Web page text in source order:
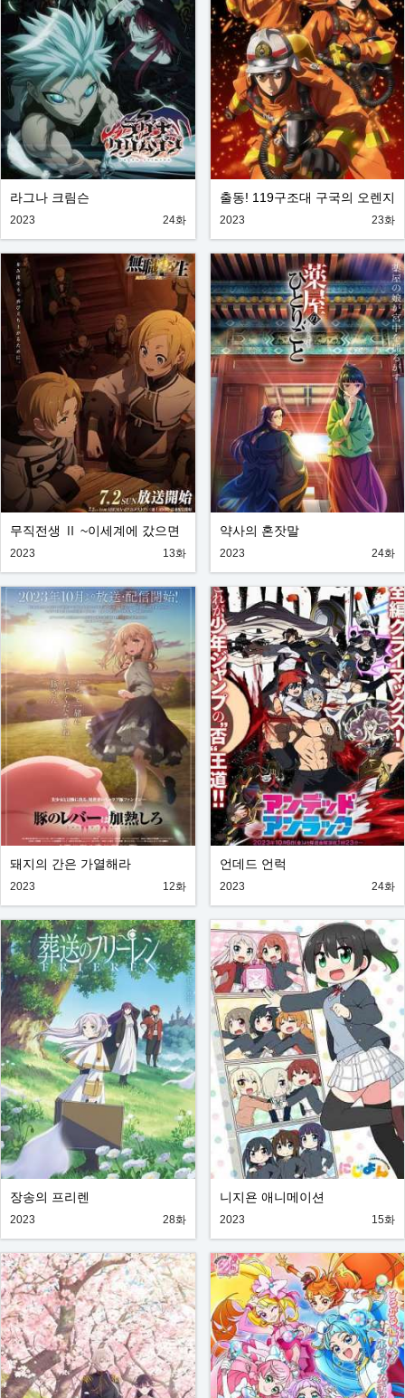
라그나 크림슨
2023 24화
출동! 119구조대 구국의 오렌지
2023 23화
무직전생 Ⅱ ~이세계에 갔으면
최선을 다한다~
2023 13화
약사의 혼잣말
2023 24화
돼지의 간은 가열해라
2023 12화
언데드 언럭
2023 24화
장송의 프리렌
2023 28화
니지욘 애니메이션
2023 15화